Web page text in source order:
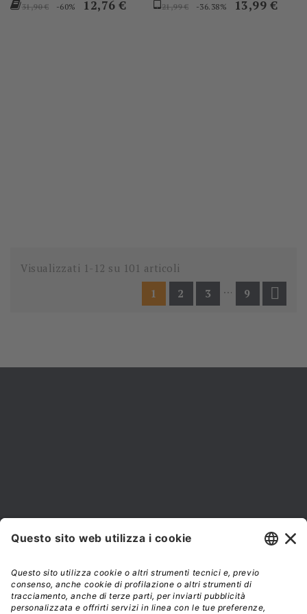
Prezzo
31,90 € -60% Prezzo
12,76 €
Prezzo
21,99 € -36.38% Prezzo
13,99 €
Visualizzati 1-12 su 101 articoli
1
2 3 … 9 
Iscriviti alla nostra newsletter e rimani sempre aggiornato sulle